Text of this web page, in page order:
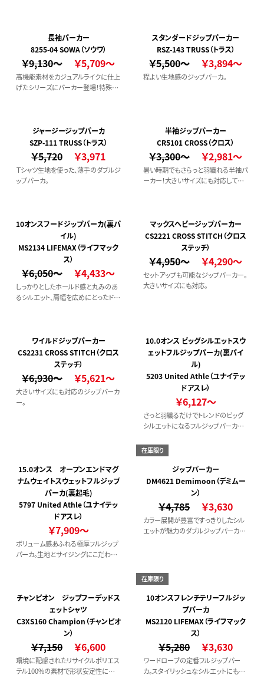
長袖パーカー
8255-04 SOWA（ソウワ）
￥9,130～ ￥5,709～
高機能素材をカジュアルライクに仕上
げたシリーズにパーカー登場！特殊な
使用することで高い速乾性を併せ持つ
高機能素材です。
スタンダードジップパーカー
RSZ-143 TRUSS（トラス）
￥5,500～ ￥3,894～
程よい生地感のジップパーカ。
ジャージージップパーカ
SZP-111 TRUSS（トラス）
￥5,720 ￥3,971
Ｔシャツ生地を使った、薄手のダブルジ
ップパーカ。
半袖ジップパーカー
CR5101 CROSS（クロス）
￥3,300～ ￥2,981～
暑い時期でもさらっと羽織れる半袖パ
ーカー！大きいサイズにも対応してお
10オンスフードジップパーカ(裏パ
イル)
MS2134 LIFEMAX（ライフマック
ス）
￥6,050～ ￥4,433～
しっかりとしたホールド感と丸みのあ
るシルエット、肩幅を広めにとったドロ
マックスヘビージップパーカー
CS2221 CROSS STITCH（クロス
ステッチ）
￥4,950～ ￥4,290～
セットアップも可能なジップパーカー。
大きいサイズにも対応。
ワイルドジップパーカー
CS2231 CROSS STITCH（クロス
ステッチ）
￥6,930～ ￥5,621～
大きいサイズにも対応のジップパーカ
ー。
10.0オンス ビッグシルエットスウ
ェットフルジップパーカ(裏パイ
ル)
5203 United Athle（ユナイテッ
ドアスレ）
￥6,127～
さっと羽織るだけでトレンドのビッグ
シルエットになるフルジップパーカー。
ァスナーは存在感も使い勝手も抜群
です。
15.0オンス オープンエンドマグ
ナムウェイトスウェットフルジップ
パーカ(裏起毛)
5797 United Athle（ユナイテッ
ドアスレ）
￥7,909～
ボリューム感あふれる極厚フルジップ
パーカ。生地とサイジングにこだわり
在庫限り
ジップパーカー
DM4621 Demimoon（デミムー
ン）
￥4,785 ￥3,630
カラー展開が豊富ですっきりしたシル
エットが魅力のダブルジップパーカ
チャンピオン ジップフーデッドス
ェットシャツ
C3XS160 Champion（チャンピオ
ン）
￥7,150 ￥6,600
環境に配慮されたリサイクルポリエス
テル100%の素材で形状安定性に優
在庫限り
10オンスフレンチテリーフルジッ
プパーカ
MS2120 LIFEMAX（ライフマック
ス）
￥5,280 ￥3,630
ワードローブの定番フルジップパー
カ。スタイリッシュなシルエットにも注